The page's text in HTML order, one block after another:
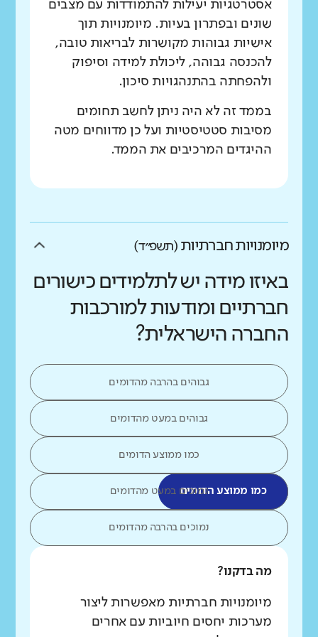
אסטרטגיות יעילות להתמודדות עם מצבים
שונים ובפתרון בעיות. מיומנויות תוך
אישיות גבוהות מקושרות לבריאות טובה,
להכנסה גבוהה, ליכולת למידה וסיפוק
ולהפחתה בהתנהגויות סיכון.
בממד זה לא היה ניתן לחשב תחומים
מסיבות סטטיסטיות ועל כן מדווחים מטה
ההיגדים המרכיבים את הממד.
מיומנויות חברתיות (תשפ״ד)
באיזו מידה יש לתלמידים כישורים
חברתיים ומודעות למורכבות
החברה הישראלית?
גבוהים בהרבה מהדומים
גבוהים במעט מהדומים
כמו ממוצע הדומים
כמו ממוצע הדומיםנמוכים במעט מהדומים
נמוכים בהרבה מהדומים
מה בדקנו?
מיומנויות חברתיות מאפשרות ליצור
מערכות יחסים חיוביות עם אחרים